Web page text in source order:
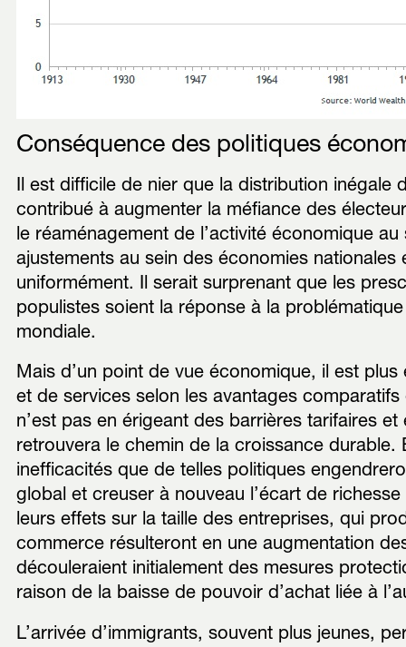
Conséquence des politiques
Il est difficile de nier que la distribution inégale
contribué à augmenter la méfiance des
le réaménagement de l’activité économique
ajustements au sein des économies nationales
uniformément. Il serait surprenant que les
populistes soient la réponse à la
mondiale.
Mais d’un point de vue économique, il est
et de services selon les avantages
n’est pas en érigeant des barrières tarifaires
retrouvera le chemin de la croissance
inefficacités que de telles politiques
global et creuser à nouveau l’écart de
leurs effets sur la taille des entreprises, qui
commerce résulteront en une augmentation
découleraient initialement des mesures
raison de la baisse de pouvoir d’achat liée à
L’arrivée d’immigrants, souvent plus jeunes,